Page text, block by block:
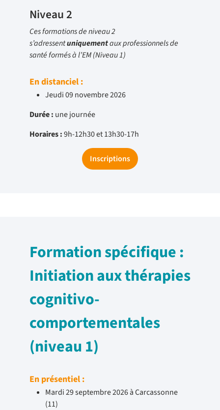
Niveau 2
Ces formations de niveau 2
s’adressentuniquementaux professionnels de
santé formés à l’EM (Niveau 1)
En distanciel :
Jeudi 09 novembre 2026
Durée : une journée
Horaires :9h-12h30 et 13h30-17h
Inscriptions
Formation spécifique :
Initiation aux thérapies
cognitivo-
comportementales
(niveau 1)
En présentiel :
Mardi 29 septembre 2026 à Carcassonne
(11)